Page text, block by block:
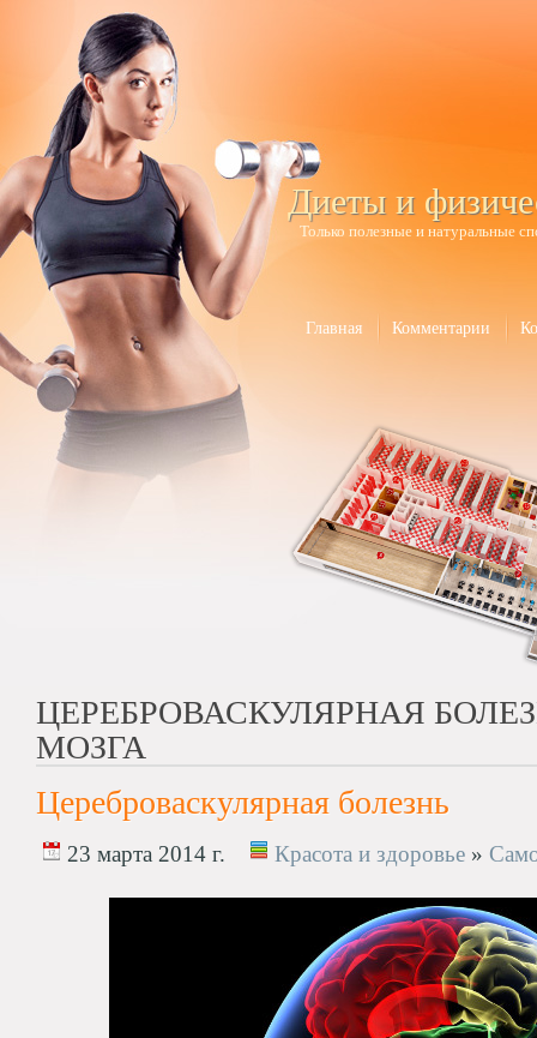
Диеты и
Только полезные и натуральные
Главная Комментарии
ЦЕРЕБРОВАСКУЛЯРНАЯ
МОЗГА
Цереброваскулярная болезнь
23 марта 2014 г. Красота и здоровье »